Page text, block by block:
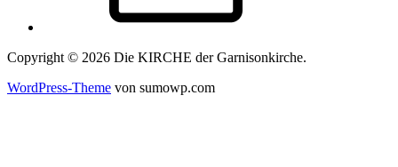
Copyright © 2026 Die KIRCHE der Garnisonkirche.
WordPress-Theme von sumowp.com